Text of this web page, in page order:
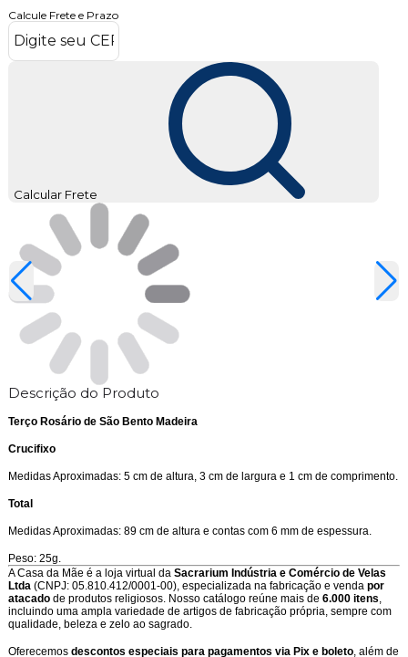
Calcule Frete e Prazo
Calcular Frete
Descrição do Produto
Terço Rosário de São Bento Madeira
Crucifixo
Medidas Aproximadas: 5 cm de altura, 3 cm de largura e 1 cm de comprimento.
Total
Medidas Aproximadas: 89 cm de altura e contas com 6 mm de espessura.
Peso: 25g.
A Casa da Mãe é a loja virtual da Sacrarium Indústria e Comércio de Velas
Ltda (CNPJ: 05.810.412/0001-00), especializada na fabricação e venda por
atacadode produtos religiosos. Nosso catálogo reúne mais de 6.000 itens
incluindo uma ampla variedade de artigos de fabricação própria, sempre com
qualidade, beleza e zelo ao sagrado.
Oferecemos descontos especiais para pagamentos via Pix e boleto, além de